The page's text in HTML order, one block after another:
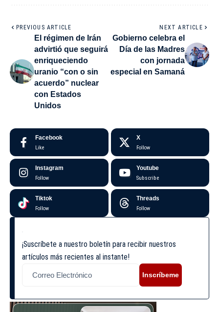
PREVIOUS ARTICLE
El régimen de Irán
advirtió que seguirá
enriqueciendo
uranio “con o sin
acuerdo” nuclear
con Estados
Unidos
NEXT ARTICLE
Gobierno celebra el
Día de las Madres
con jornada
especial en Samaná
Facebook
Like
X
Follow
Instagram
Follow
Youtube
Subscribe
Tiktok
Follow
Threads
Follow
¡Suscríbete a nuestro boletín para recibir nuestros
artículos más recientes al instante!
Inscríbeme